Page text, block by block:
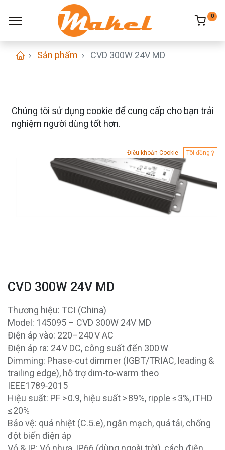
0
Sản phẩm CVD 300W 24V MD
CVD 300W 24V MD
Thương hiệu: TCI (China)
Model: 145095 – CVD 300W 24V MD
Điện áp vào: 220–240 V AC
Điện áp ra: 24 V DC, công suất đến 300 W
Dimming: Phase‑cut dimmer (IGBT/TRIAC, leading &
trailing edge), hỗ trợ dim‑to‑warm theo
IEEE1789‑2015
Hiệu suất: PF > 0.9, hiệu suất > 89%, ripple ≤ 3%, iTHD
≤ 20%
Bảo vệ: quá nhiệt (C.5.e), ngắn mạch, quá tải, chống
đột biến điện áp
Chúng tôi sử dụng cookie để cung cấp cho bạn trải
nghiệm người dùng tốt hơn.
Điều khoản Cookie Tôi đồng ý